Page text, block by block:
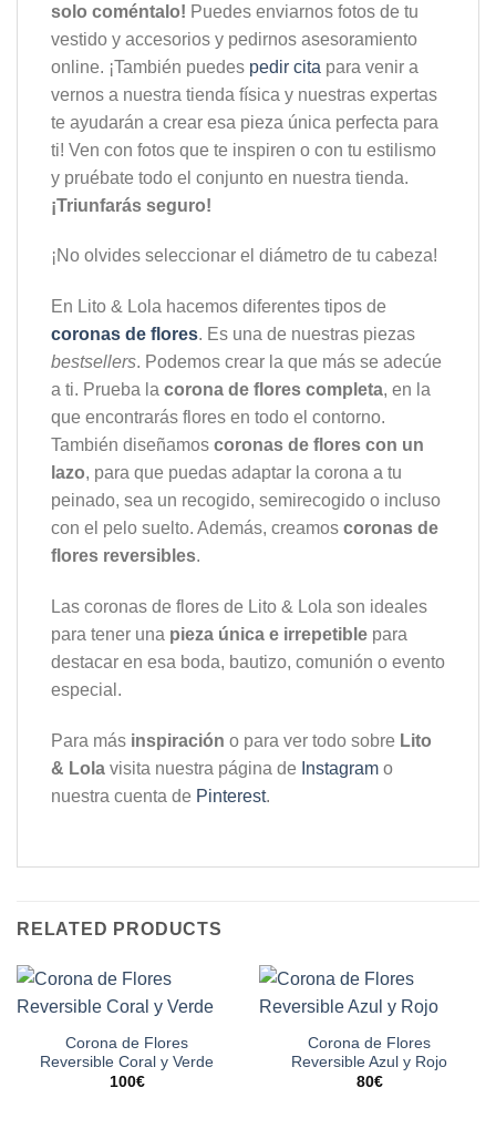
solo coméntalo! Puedes enviarnos fotos de tu
vestido y accesorios y pedirnos asesoramiento
online. ¡También puedes pedir cita para venir a
vernos a nuestra tienda física y nuestras expertas
te ayudarán a crear esa pieza única perfecta para
ti! Ven con fotos que te inspiren o con tu estilismo
y pruébate todo el conjunto en nuestra tienda.
¡Triunfarás seguro!
¡No olvides seleccionar el diámetro de tu cabeza!
En Lito & Lola hacemos diferentes tipos de
coronas de flores. Es una de nuestras piezas
bestsellers. Podemos crear la que más se adecúe
a ti. Prueba la corona de flores completa, en la
que encontrarás flores en todo el contorno.
También diseñamos coronas de flores con un
lazo, para que puedas adaptar la corona a tu
peinado, sea un recogido, semirecogido o incluso
con el pelo suelto. Además, creamos coronas de
flores reversibles.
Las coronas de flores de Lito & Lola son ideales
para tener una pieza única e irrepetible para
destacar en esa boda, bautizo, comunión o evento
especial.
Para más inspiración o para ver todo sobre Lito
& Lola visita nuestra página de Instagram o
nuestra cuenta de Pinterest.
RELATED PRODUCTS
Corona de Flores
Reversible Coral y Verde
100€
Corona de Flores
Reversible Azul y Rojo
80€